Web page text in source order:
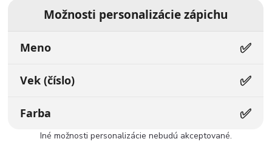
Možnosti personalizácie zápichu
Meno ✅
Vek (číslo) ✅
Farba ✅
Iné možnosti personalizácie nebudú akceptované.